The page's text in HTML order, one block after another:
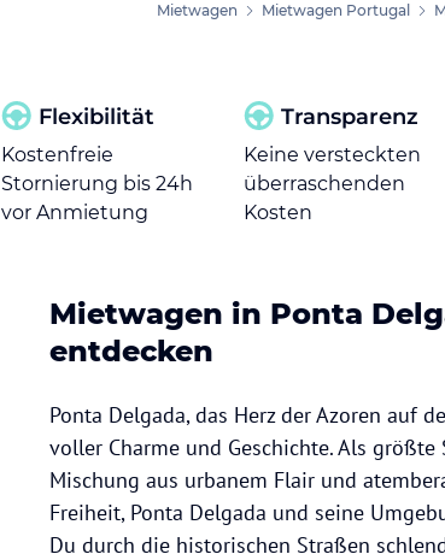
Mietwagen Mietwagen Portugal
Flexibilität
Kostenfreie
Stornierung bis 24h
vor Anmietung
Transparenz
Keine versteckten
überraschenden
Kosten
Mietwagen in Ponta
entdecken
Ponta Delgada, das Herz der Azoren auf
voller Charme und Geschichte. Als
Mischung aus urbanem Flair und
Freiheit, Ponta Delgada und seine
Du durch die historischen Straßen